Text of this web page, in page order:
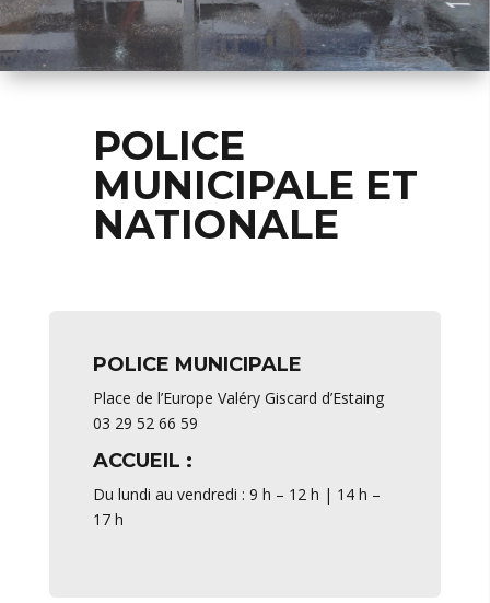
POLICE
MUNICIPALE ET
NATIONALE
POLICE MUNICIPALE
Place de l’Europe Valéry Giscard d’Estaing
03 29 52 66 59
ACCUEIL :
Du lundi au vendredi : 9 h – 12 h | 14 h –
17 h